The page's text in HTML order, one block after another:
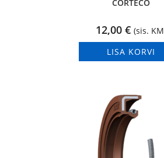
CORTECO
12,00 € (sis.
LISA KORVI